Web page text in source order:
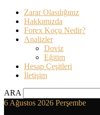
Zarar Olasılığınız
Hakkımızda
Forex Koçu Nedir?
Analizler
Doviz
Eğitim
Hesap Çeşitleri
İletişim
ARA
6 Ağustos 2026 Perşembe